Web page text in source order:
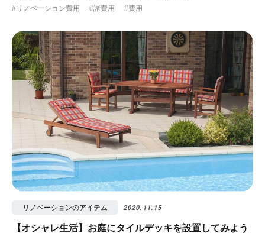
#リノベーション費用
#諸費用 #費用
リノベーションのアイテム 2020.11.15
【オシャレ生活】お庭にタイルデッキを設置してみよう